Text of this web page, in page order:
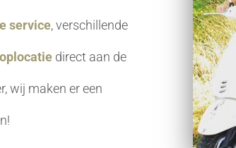
service, verschillende
direct aan de
wij maken er een